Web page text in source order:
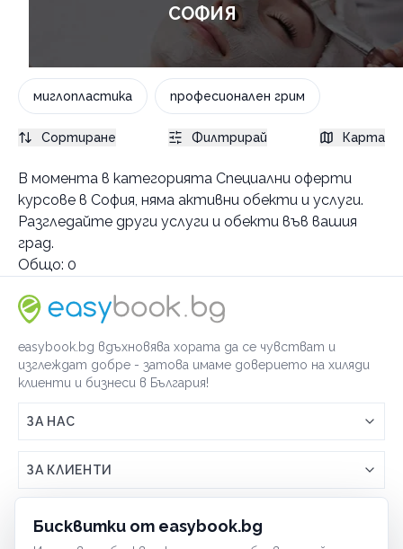
Бисквитки от easybook.bg
СОФИЯ
миглопластика професионален грим
В момента в категорията Специални оферти
курсове в София, няма активни обекти и услуги.
Разгледайте други услуги и обекти във вашия
град.
Общо: 0
Сортиране Филтрирай Карта
Специални оферти курсове
миглопластика
професионален грим
По домовете
easybook.bg вдъхновява хората да се чувстват и
изглеждат добре - затова имаме доверието на хиляди
клиенти и бизнеси в България!
ЗА НАС
Връзка с easybook.bg
Как работи easybook
Често задавани въпроси
ЗА КЛИЕНТИ
Условия за ползване
ЗА ТЪРГОВЦИ